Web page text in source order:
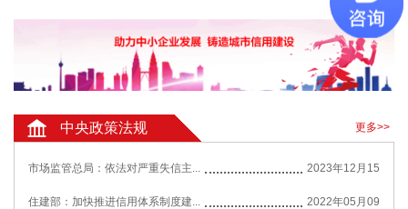
中央政策法规 更多>>
市场监管总局：依法对严重失信主... 2023年12月15
住建部：加快推进信用体系制度建... 2022年05月09